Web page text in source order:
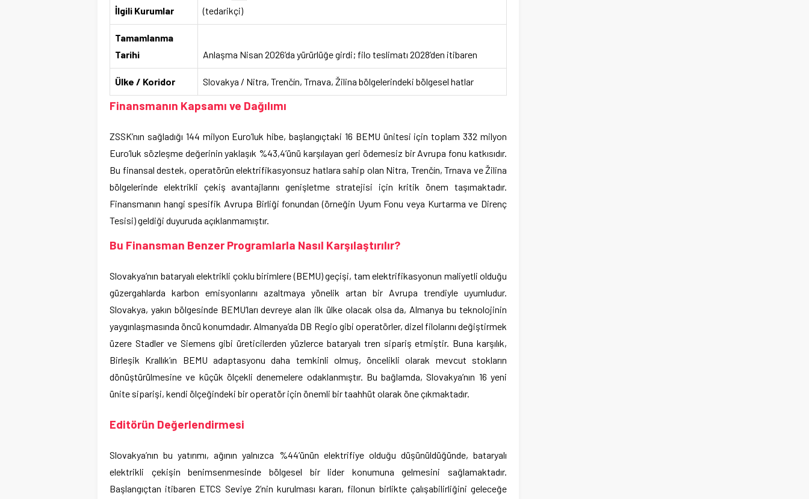
İlgili Kurumlar
(tedarikçi)
Tamamlanma
Tarihi
Anlaşma Nisan 2026’da yürürlüğe girdi; filo teslimatı 2028’den itibaren
Ülke / Koridor Slovakya / Nitra, Trenčín, Trnava, Žilina bölgelerindeki bölgesel hatlar
Finansmanın Kapsamı ve Dağılımı
ZSSK’nın sağladığı 144 milyon Euro’luk hibe, başlangıçtaki 16 BEMU ünitesi için toplam 332 milyon
Euro’luk sözleşme değerinin yaklaşık %43,4’ünü karşılayan geri ödemesiz bir Avrupa fonu katkısıdır.
Bu finansal destek, operatörün elektrifikasyonsuz hatlara sahip olan Nitra, Trenčín, Trnava ve Žilina
bölgelerinde elektrikli çekiş avantajlarını genişletme stratejisi için kritik önem taşımaktadır.
Finansmanın hangi spesifik Avrupa Birliği fonundan (örneğin Uyum Fonu veya Kurtarma ve Direnç
Tesisi) geldiği duyuruda açıklanmamıştır.
Bu Finansman Benzer Programlarla Nasıl Karşılaştırılır?
Slovakya’nın bataryalı elektrikli çoklu birimlere (BEMU) geçişi, tam elektrifikasyonun maliyetli olduğu
güzergahlarda karbon emisyonlarını azaltmaya yönelik artan bir Avrupa trendiyle uyumludur.
Slovakya, yakın bölgesinde BEMU’ları devreye alan ilk ülke olacak olsa da, Almanya bu teknolojinin
yaygınlaşmasında öncü konumdadır. Almanya’da DB Regio gibi operatörler, dizel filolarını değiştirmek
üzere Stadler ve Siemens gibi üreticilerden yüzlerce bataryalı tren sipariş etmiştir. Buna karşılık,
Birleşik Krallık’ın BEMU adaptasyonu daha temkinli olmuş, öncelikli olarak mevcut stokların
dönüştürülmesine ve küçük ölçekli denemelere odaklanmıştır. Bu bağlamda, Slovakya’nın 16 yeni
ünite siparişi, kendi ölçeğindeki bir operatör için önemli bir taahhüt olarak öne çıkmaktadır.
Editörün Değerlendirmesi
Slovakya’nın bu yatırımı, ağının yalnızca %44’ünün elektrifiye olduğu düşünüldüğünde, bataryalı
elektrikli çekişin benimsenmesinde bölgesel bir lider konumuna gelmesini sağlamaktadır.
Başlangıçtan itibaren ETCS Seviye 2’nin kurulması kararı, filonun birlikte çalışabilirliğini geleceğe